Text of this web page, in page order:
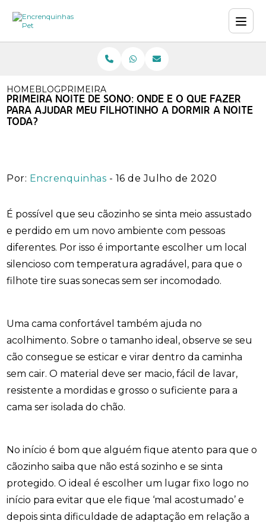
HOMEBLOGPRIMEIRA NOITE DE SONO: ONDE E O QUE
PRIMEIRA NOITE DE SONO: ONDE E O QUE FAZER
PARA AJUDAR MEU FILHOTINHO A DORMIR A NOITE
TODA?
Por: Encrenquinhas - 16 de Julho de 2020
É possível que seu cãozinho se sinta meio assustado
e perdido em um novo ambiente com pessoas
diferentes. Por isso é importante escolher um local
silencioso com temperatura agradável, para que o
filhote tire suas sonecas sem ser incomodado.
Uma cama confortável também ajuda no
acolhimento. Sobre o tamanho ideal, observe se seu
cão consegue se esticar e virar dentro da caminha
sem cair. O material deve ser macio, fácil de lavar,
resistente a mordidas e grosso o suficiente para a
cama ser isolada do chão.
No início é bom que alguém fique atento para que o
cãozinho saiba que não está sozinho e se sinta
protegido. O ideal é escolher um lugar fixo logo no
início para evitar que ele fique ‘mal acostumado’ e
depois sinta dificuldade de adaptação em relação a